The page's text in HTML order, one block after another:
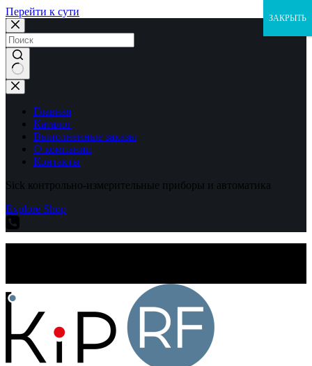
Перейти к сути
Ничего
не
найденоГлавная
Каталог
Выполненные заказы
О компании
Контакты
Sick контрольно-измерительные приборы и автоматика
Explore Shop
ЗАКРЫТЬ